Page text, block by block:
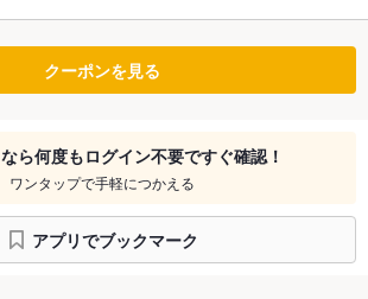
クーポンを見る
なら何度もログイン不要ですぐ確認！
ワンタップで手軽につかえる
アプリでブックマーク